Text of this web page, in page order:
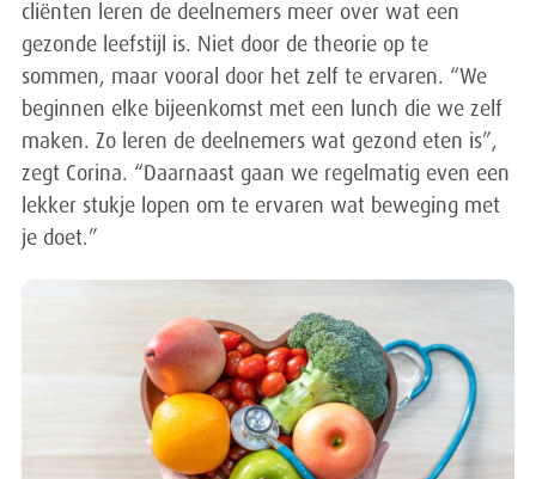
cliënten leren de deelnemers meer over wat een
gezonde leefstijl is. Niet door de theorie op te
sommen, maar vooral door het zelf te ervaren. “We
beginnen elke bijeenkomst met een lunch die we zelf
maken. Zo leren de deelnemers wat gezond eten is”,
zegt Corina. “Daarnaast gaan we regelmatig even een
lekker stukje lopen om te ervaren wat beweging met
je doet.”